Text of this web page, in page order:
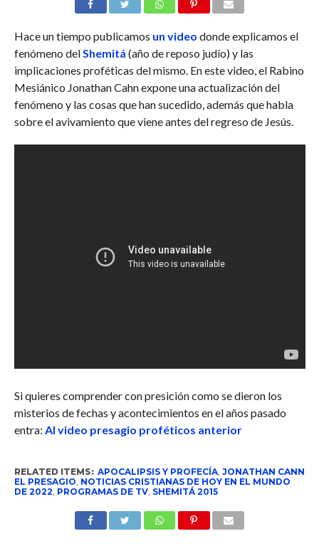
Hace un tiempo publicamos un video donde explicamos el
fenómeno delShemitá (año de reposo judío) y las
implicaciones proféticas del mismo. En este video, el Rabino
Mesiánico Jonathan Cahn expone una actualización del
fenómeno y las cosas que han sucedido, además que habla
sobre el avivamiento que viene antes del regreso de Jesús.
Si quieres comprender con presición como se dieron los
misterios de fechas y acontecimientos en el años pasado
entra: Al video presagio proféticos anterior
RELATED ITEMS: APOCALIPSIS Y PROFECÍA, JONATHAN CANN
EL PRESAGIO, NOTICIAS CRISTIANAS DE HOY EN EL MUNDO
DE 2022, PROGRAMAS DE TV, SHEMITÁ 2015